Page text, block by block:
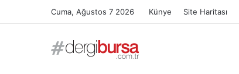
Cuma, Ağustos 7 2026 Künye Site Haritası